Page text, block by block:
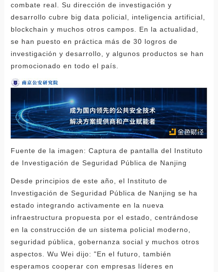
combate real. Su dirección de investigación y
desarrollo cubre big data policial, inteligencia artificial,
blockchain y muchos otros campos. En la actualidad,
se han puesto en práctica más de 30 logros de
investigación y desarrollo, y algunos productos se han
promocionado en todo el país.
Fuente de la imagen: Captura de pantalla del Instituto
de Investigación de Seguridad Pública de Nanjing
Desde principios de este año, el Instituto de
Investigación de Seguridad Pública de Nanjing se ha
estado integrando activamente en la nueva
infraestructura propuesta por el estado, centrándose
en la construcción de un sistema policial moderno,
seguridad pública, gobernanza social y muchos otros
aspectos. Wu Wei dijo: "En el futuro, también
esperamos cooperar con empresas líderes en